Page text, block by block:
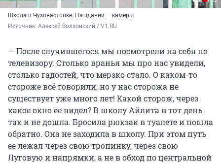
Школа в Чухонастовке. На здании — камеры
Источник: Алексей Волхонский / V1.RU
— После случившегося мы посмотрели на себя по
телевизору. Столько вранья мы про нас увидели,
столько гадостей, что мерзко стало. О каком-то
стороже всё говорили, но у нас сторожа не
существует уже много лет! Какой сторож, через
какое окно ее видел? В школу Айлита в тот день
так и не дошла. Бросила рюкзак в туалете и пошла
обратно. Она не заходила в школу. При этом путь
ее лежал через свою тропинку, через свою
Луговую и напрямки, а не в обход по центральной